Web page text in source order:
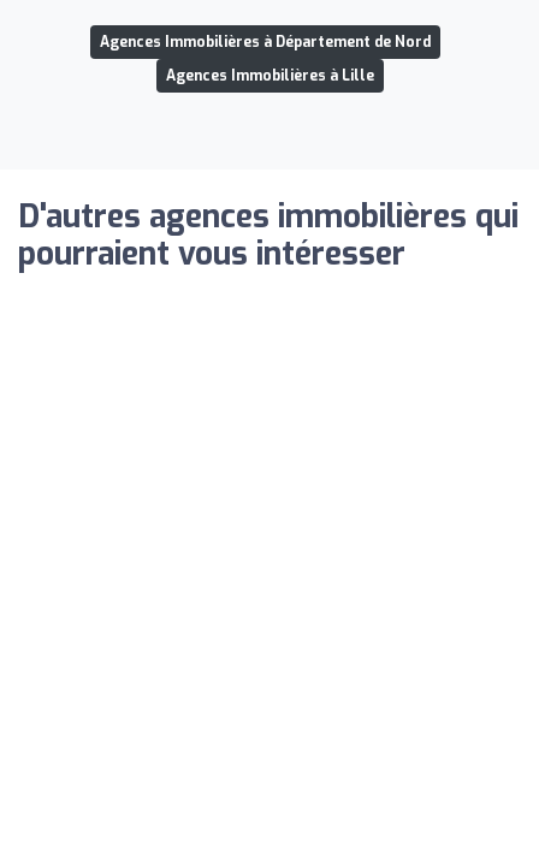
Agences Immobilières à Département de Nord
Agences Immobilières à Lille
D'autres agences immobilières qui
pourraient vous intéresser